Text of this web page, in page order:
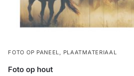
FOTO OP PANEEL PLAATMATERIAAL
Foto op hout